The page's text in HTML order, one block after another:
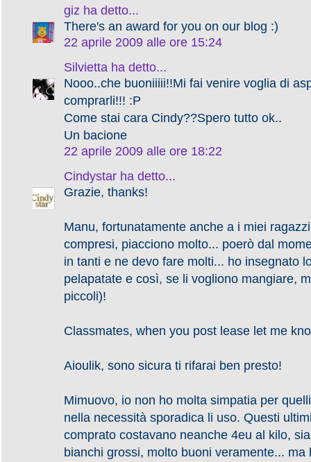
giz ha detto...
There's an award for you on our blog :)
22 aprile 2009 alle ore 15:24
Silvietta ha detto...
Nooo..che buoniiiii!!Mi fai venire voglia di
comprarli!!! :P
Come stai cara Cindy??Spero tutto ok..
Un bacione
22 aprile 2009 alle ore 18:22
Cindystar ha detto...
Grazie, thanks!
Manu, fortunatamente anche a i miei
compresi, piacciono molto... poerò dal
in tanti e ne devo fare molti... ho insegnato
pelapatate e così, se li vogliono mangiare,
piccoli)!
Classmates, when you post lease let me
Aioulik, sono sicura ti rifarai ben presto!
Mimuovo, io non ho molta simpatia per
nella necessità sporadica li uso. Questi
comprato costavano neanche 4eu al kilo,
bianchi grossi, molto buoni veramente... ma